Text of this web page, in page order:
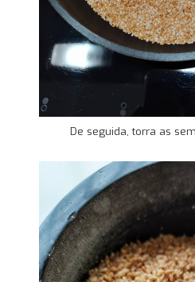
De seguida, torra as